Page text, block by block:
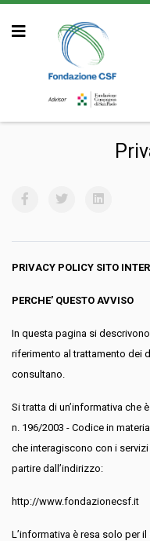
Sei qui:Home Privacy
PRIVACY POLICY SITO
PERCHE’ QUESTO AVVISO
In questa pagina si
riferimento al trattamento dei
consultano.
Si tratta di un’informativa che
n. 196/2003 - Codice in
che interagiscono con i
partire dall’indirizzo:
http://www.fondazionecsf.it
L’informativa è resa solo per